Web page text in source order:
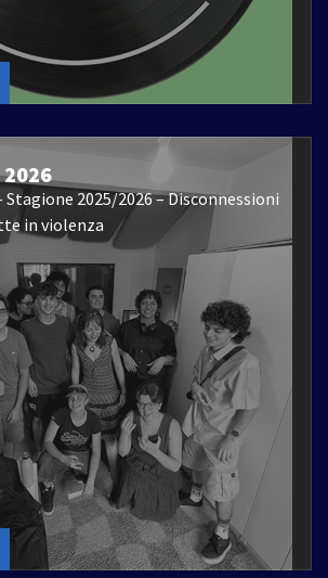
2026
2025/2026 – Disconnessioni
in violenza